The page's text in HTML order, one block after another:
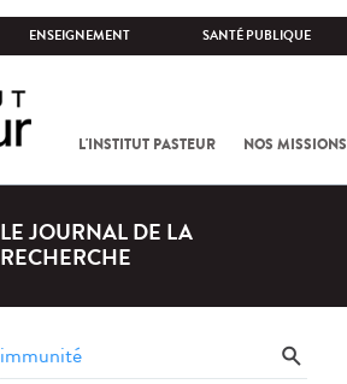
ENSEIGNEMENT SANTÉ PUBLIQUE
L'INSTITUT PASTEUR NOS MISSIONS
LE JOURNAL DE LA
RECHERCHE